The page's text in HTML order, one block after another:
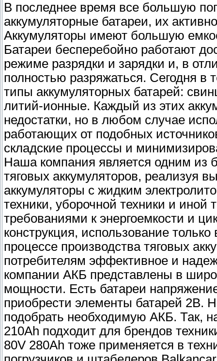
В последнее время все большую
аккумуляторные батареи, их
Аккумуляторы имеют большую
Батареи бесперебойно работают
режиме разрядки и зарядки и, в
полностью разряжаться. Сегодня в
типы аккумуляторных батарей:
литий-ионные. Каждый из этих
недостатки, но в любом случае
работающих от подобных
складские процессы и
Наша компания является одним из
тяговых аккумуляторов, реализуя
аккумуляторы с жидким
техники, уборочной техники и иной
требованиями к энергоемкости и
конструкция, использование
процессе производства тяговых
потребителям эффективное и
компании АКБ представлены в
мощности. Есть батареи
приобрести элементы батарей 2В.
подобрать необходимую АКБ. Так,
210Ah подходит для брендов
80V 280Ah тоже применяется в